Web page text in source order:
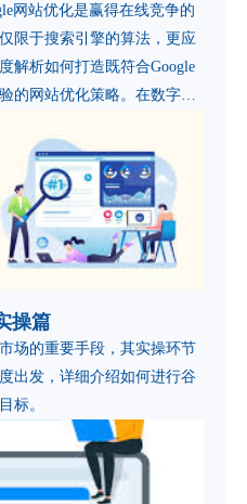
网站优化是赢得在线竞争的
限于搜索引擎的算法，更应
解析如何打造既符合Google
的网站优化策略。在数字营
索引擎的算法，更应着眼于
何打造既符合Google搜索偏
优化策略。
操篇
场的重要手段，其实操环节
出发，详细介绍如何进行谷
标。